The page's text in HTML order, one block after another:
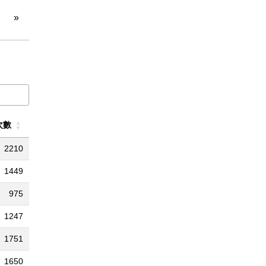
»
數
2210
1449
975
1247
1751
1650